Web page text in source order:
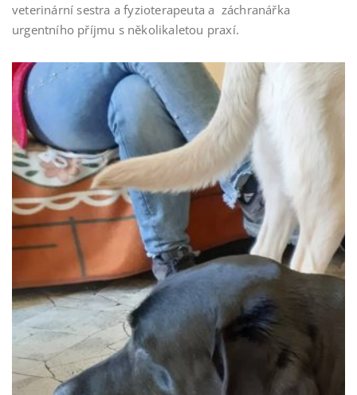
veterinární sestra a fyzioterapeuta a záchranářka
urgentního příjmu s několikaletou praxí.